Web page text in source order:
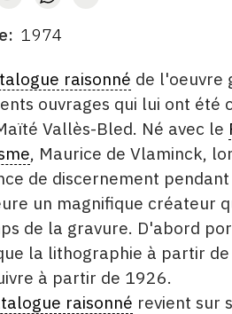
1974
raisonné de l'oeuvre
ouvrages qui lui ont été
Vallès-Bled. Né avec le
, Maurice de Vlaminck,
de discernement
un magnifique créateur
de la gravure. D'abord
la lithographie à partir
à partir de 1926.
raisonné revient sur